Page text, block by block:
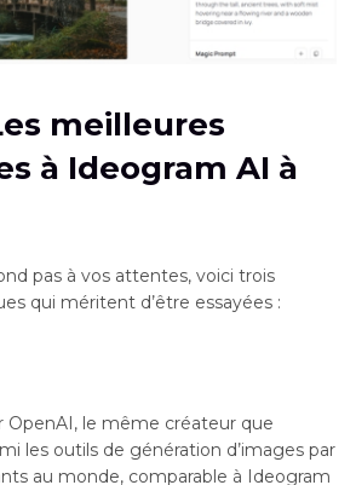
meilleures
à Ideogram AI à
pas à vos attentes, voici trois
qui méritent d’être essayées :
OpenAI, le même créateur que
les outils de génération d’images par
au monde, comparable à Ideogram